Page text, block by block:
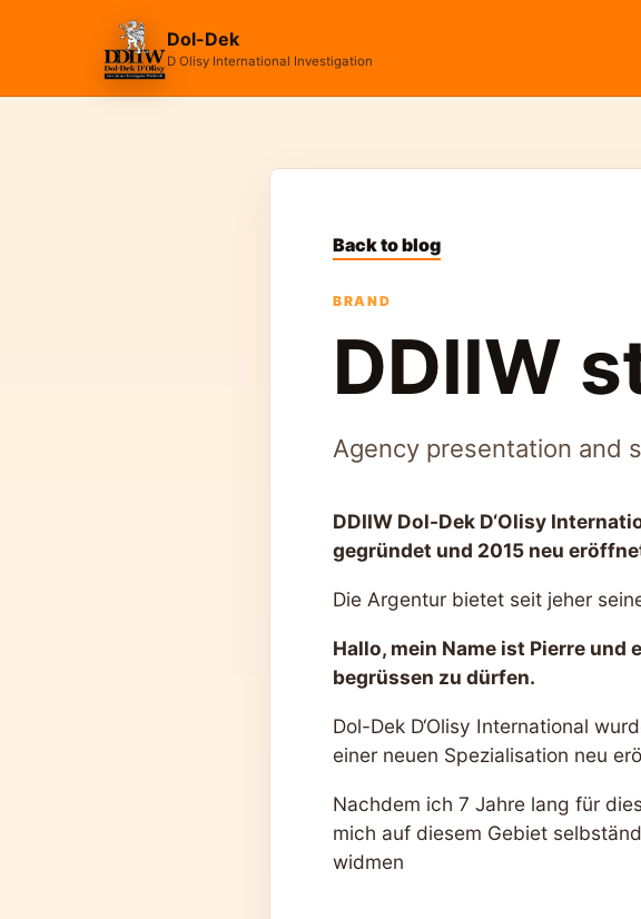
Dol-Dek
D Olisy International Investigation
Back to blog
BRAND
DDIIW
Agency presentation and
DDIIW Dol-Dek D‘Olisy
gegründet und 2015 neu
Die Argentur bietet seit jeher
Hallo, mein Name ist Pierre und
begrüssen zu dürfen.
Dol-Dek D‘Olisy International
einer neuen Spezialisation neu
Nachdem ich 7 Jahre lang für
mich auf diesem Gebiet
widmen